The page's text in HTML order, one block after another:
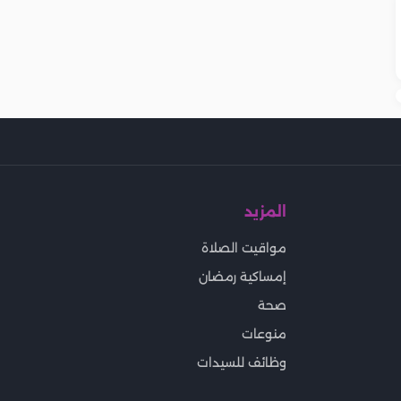
المزيد
مواقيت الصلاة
إمساكية رمضان
صحة
منوعات
وظائف للسيدات